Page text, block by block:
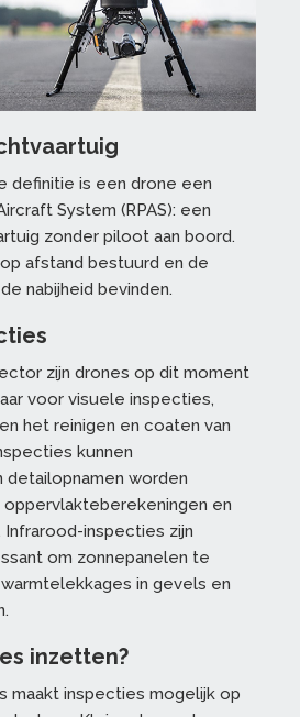
definitie is een drone een
System (RPAS): een
zonder piloot aan boord.
afstand bestuurd en de
nabijheid bevinden.
zijn drones op dit moment
voor visuele inspecties,
het reinigen en coaten van
kunnen
detailopnamen worden
oppervlakteberekeningen en
inspecties zijn
om zonnepanelen te
in gevels en
inzetten?
maakt inspecties mogelijk op